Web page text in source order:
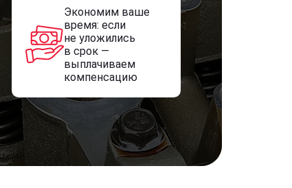
Экономим ваше
время: если
не уложились
в срок —
выплачиваем
компенсацию